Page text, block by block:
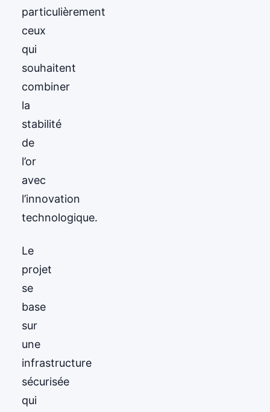
particulièrement
ceux
qui
souhaitent
combiner
la
stabilité
de
l’or
avec
l’innovation
technologique.
Le
projet
se
base
sur
une
infrastructure
sécurisée
qui